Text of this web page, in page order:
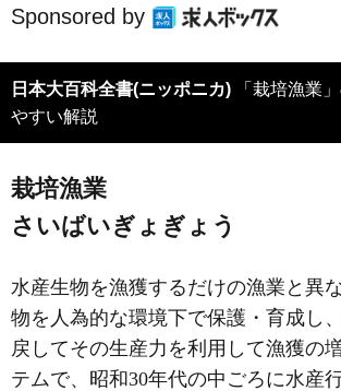
Sponsored by
日本大百科全書(ニッポニカ)
やすい解説
栽培漁業
さいばいぎょぎょう
水産生物を漁獲するだけの漁業と異
物を人為的な環境下で保護・育成し
戻してその生産力を利用して漁獲の
テムで、昭和30年代の中ごろに水産